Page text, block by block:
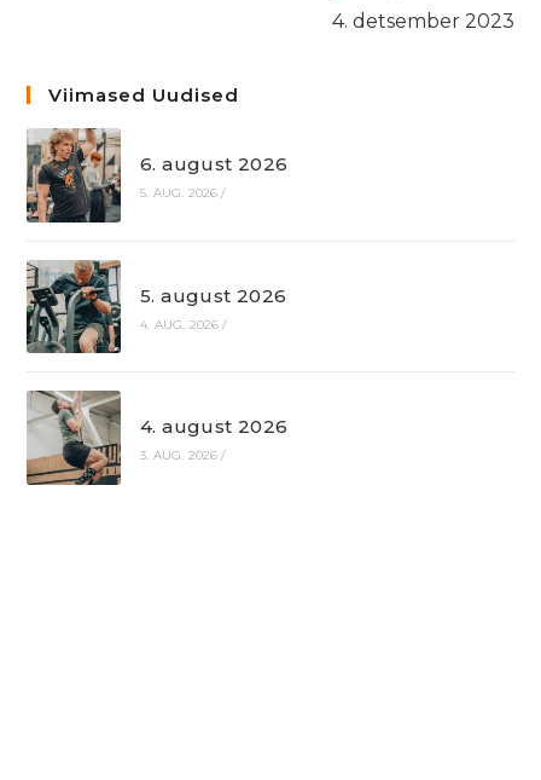
4. detsember 2023
Viimased Uudised
6. august 2026
5. AUG. 2026 /
5. august 2026
4. AUG. 2026 /
4. august 2026
3. AUG. 2026 /